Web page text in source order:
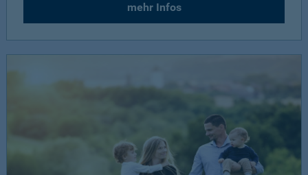
mehr Infos